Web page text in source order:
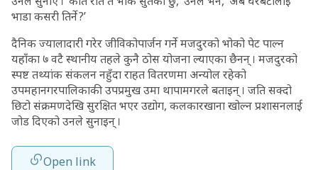
भाडा कसरी तिर्ने ?’
दैनिक ज्यालादारी गरेर जीविकोपार्जन गर्ने मजदुरको भोको पेट पाल्न
यहाँका ७ वटै स्थानीय तहले कुनै ठोस योजना ल्याएका छैनन् । मजदुरको
स्पष्ट तथ्यांक संकलन नहुँदा राहत वितरणमा अन्योल रहेको
उपमहानगरपालिकाकी उपप्रमुख उमा थापामगरले बताइन् । जति सक्दो
छिटो संक्रमणदेखि सुरक्षित भएर उद्योग, कलकारखाना खोल्न प्रशासनलाई
जोड दिएको उनले सुनाइन् ।
Open link